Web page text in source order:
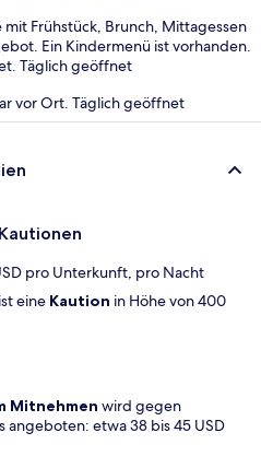
mit Frühstück, Brunch, Mittagessen
Ein Kindermenü ist vorhanden.
Täglich geöffnet
vor Ort. Täglich geöffnet
pro Unterkunft, pro Nacht
eine Kaution in Höhe von 400
Mitnehmen wird gegen
etwa 38 bis 45 USD